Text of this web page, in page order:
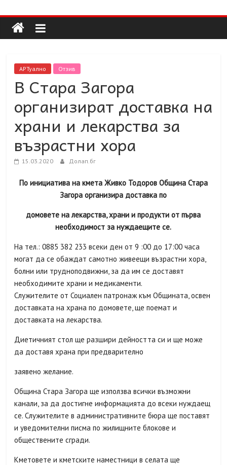
to
content
Долап
БГ
култура|
пътешествия|
мода|
събития|
кухня|
реклама|
минало|
АРТуално Отзив
В Стара Загора
организират доставка на
храни и лекарства за
възрастни хора
15.03.2020 Долап.бг
По инициатива на кмета Живко Тодоров Община Стара
Загора организира доставка по
домовете на лекарства, храни и продукти от първа
необходимост за нуждаещите се.
На тел.: 0885 382 233 всеки ден от 9 :00 до 17:00 часа
могат да се обаждат самотно живеещи възрастни хора,
болни или трудноподвижни, за да им се доставят
необходимите храни и медикаменти.
Служителите от Социален патронаж към Общината, освен
доставката на храна по домовете, ще поемат и
доставката на лекарства.
Диетичният стол ще разшири дейността си и ще може
да доставя храна при предварително
заявено желание.
Община Стара Загора ще използва всички възможни
канали, за да достигне информацията до всеки нуждаещ
се. Служителите в административните бюра ще поставят
и уведомителни писма по жилищните блокове и
обществените сгради.
Кметовете и кметските наместници в селата ще